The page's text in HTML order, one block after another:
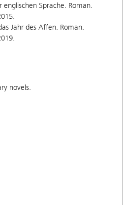
englischen Sprache. Roman.
Jahr des Affen. Roman.
novels.